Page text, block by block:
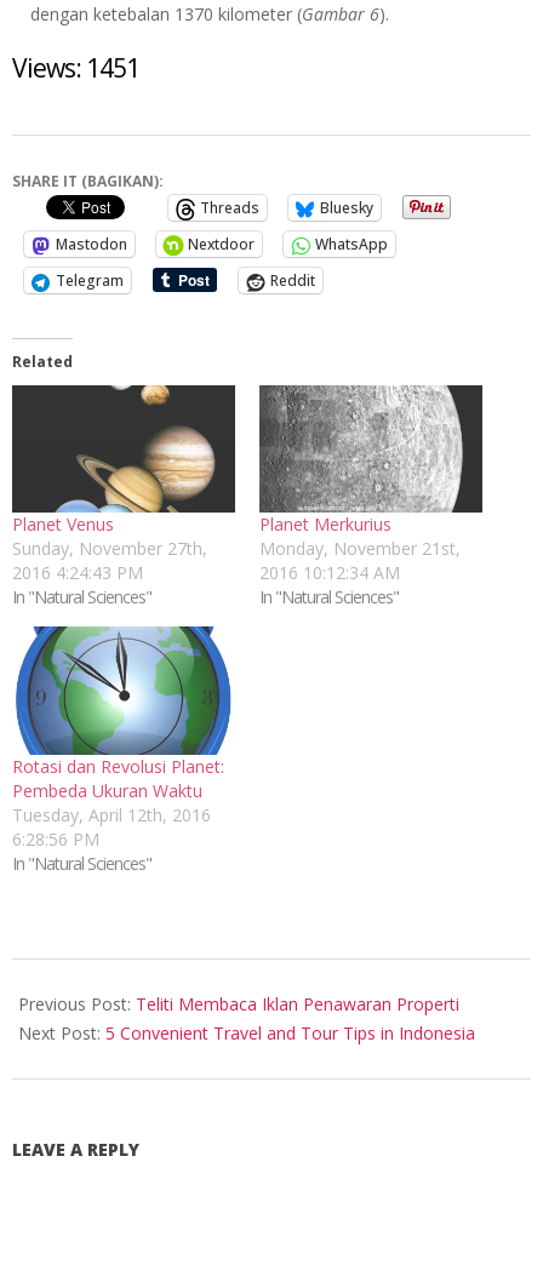
dengan ketebalan 1370 kilometer (Gambar 6).
Views: 1451
SHARE IT (BAGIKAN):
Threads
Bluesky
Mastodon
Nextdoor
WhatsApp
Telegram
Reddit
Related
Planet Venus
Sunday, November 27th,
2016 4:24:43 PM
In "Natural Sciences"
Planet Merkurius
Monday, November 21st,
2016 10:12:34 AM
In "Natural Sciences"
Rotasi dan Revolusi Planet:
Pembeda Ukuran Waktu
Tuesday, April 12th, 2016
6:28:56 PM
In "Natural Sciences"
08-
11
Previous Post: Teliti Membaca Iklan Penawaran Properti
Next Post: 5 Convenient Travel and Tour Tips in Indonesia
LEAVE A REPLY